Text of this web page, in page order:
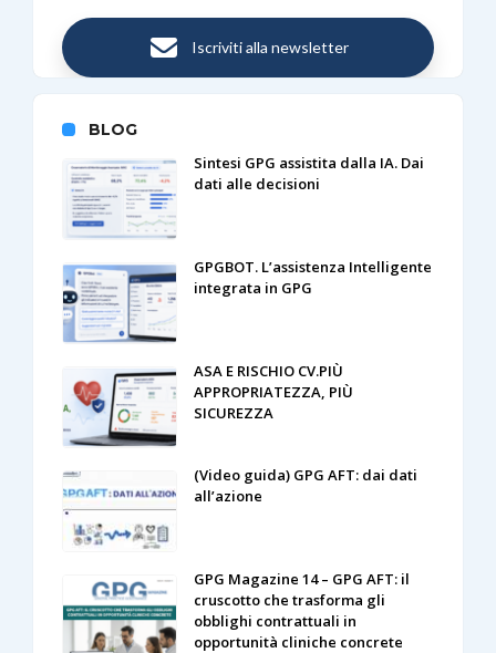
Iscriviti alla newsletter
BLOG
Sintesi GPG assistita dalla IA. Dai
dati alle decisioni
GPGBOT. L’assistenza Intelligente
integrata in GPG
ASA E RISCHIO CV.PIÙ
APPROPRIATEZZA, PIÙ
SICUREZZA
(Video guida) GPG AFT: dai dati
all’azione
GPG Magazine 14 – GPG AFT: il
cruscotto che trasforma gli
obblighi contrattuali in
opportunità cliniche concrete